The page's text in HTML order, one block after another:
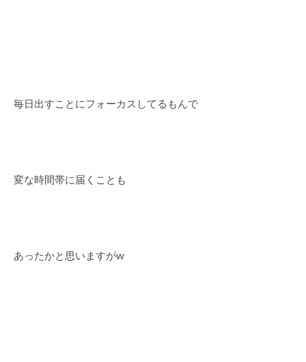
毎日出すことにフォーカスしてるもんで
変な時間帯に届くことも
あったかと思いますがw